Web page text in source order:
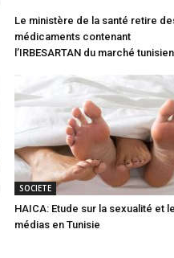
Le ministère de la santé retire
médicaments contenant
l’IRBESARTAN du marché tunisien
SOCIETE
HAICA: Etude sur la sexualité et
médias en Tunisie